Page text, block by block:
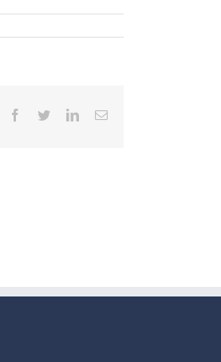
Facebook
TwitterLinkedInEmail